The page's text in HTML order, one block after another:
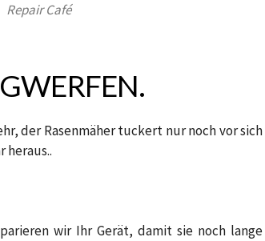
Repair Café
der Rasenmäher tuckert nur noch vor sich
heraus..
wir Ihr Gerät, damit sie noch lange